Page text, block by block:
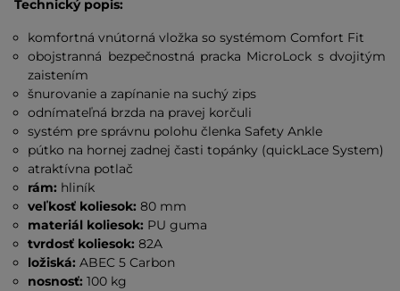
Technický popis:
komfortná vnútorná vložka so systémom Comfort Fit
obojstranná bezpečnostná pracka MicroLock s dvojitým
zaistením
šnurovanie a zapínanie na suchý zips
odnímateľná brzda na pravej korčuli
systém pre správnu polohu členka Safety Ankle
pútko na hornej zadnej časti topánky (quickLace System)
atraktívna potlač
rám: hliník
veľkosť koliesok: 80 mm
materiál koliesok: PU guma
tvrdosť koliesok: 82A
ložiská: ABEC 5 Carbon
nosnosť: 100 kg